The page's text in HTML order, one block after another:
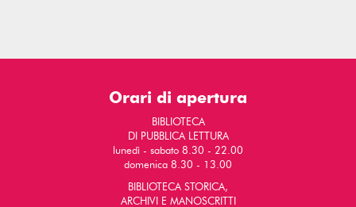
Orari di apertura
BIBLIOTECA
DI PUBBLICA LETTURA
lunedì - sabato 8.30 - 22.00
domenica 8.30 - 13.00
BIBLIOTECA STORICA,
ARCHIVI E MANOSCRITTI